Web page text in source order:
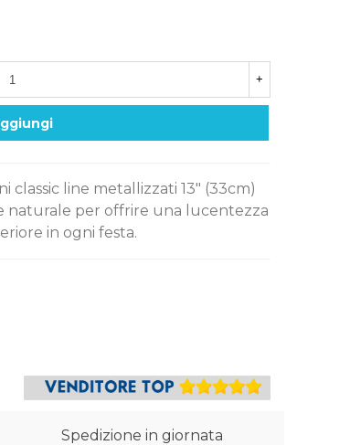
+
classic line metallizzati 13" (33cm)
naturale per offrire una lucentezza
in ogni festa.
Spedizione in giornata